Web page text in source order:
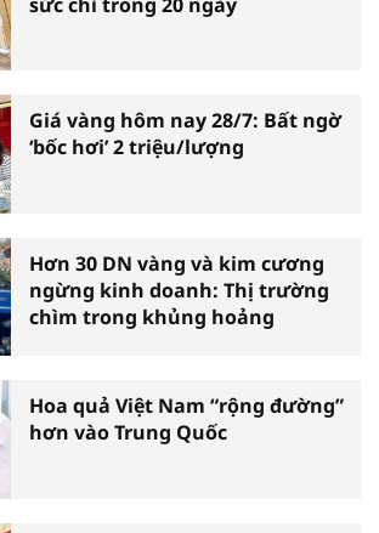
Giá vàng hôm nay 28/7: Bất ngờ
‘bốc hơi’ 2 triệu/lượng
Hơn 30 DN vàng và kim cương
ngừng kinh doanh: Thị trường
chìm trong khủng hoảng
Hoa quả Việt Nam “rộng đường”
hơn vào Trung Quốc